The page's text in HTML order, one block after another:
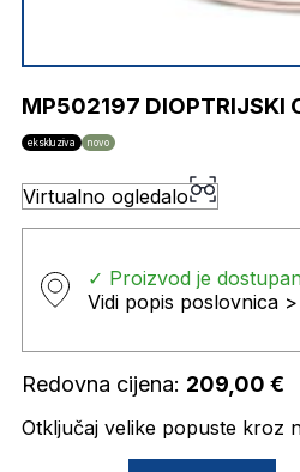
MP502197 DIOPTRIJSKI
ekskluziva novo
Virtualno ogledalo
✓ Proizvod je
Vidi popis poslovnica >
Redovna cijena: 209,00 €
Otključaj velike popuste kroz